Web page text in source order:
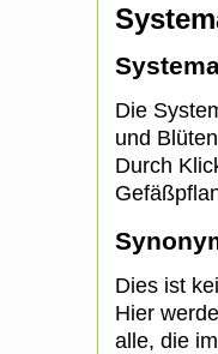
Die
und
Durch
Dies ist
Hier
alle, die